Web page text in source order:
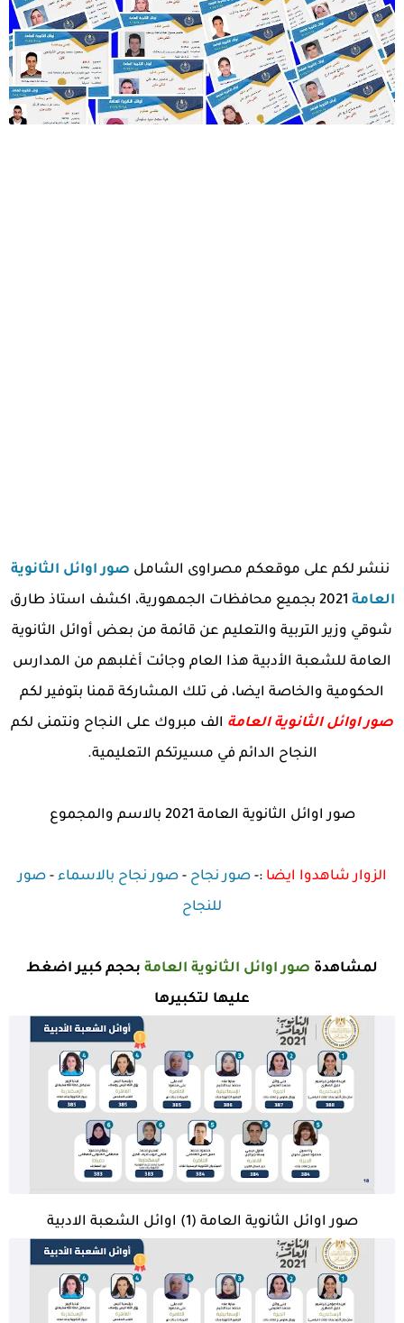
ننشر لكم على موقعكم مصراوى الشامل صور اوائل الثانوية
العامة
2021 بجميع محافظات الجمهورية، اكشف استاذ طارق
شوقي وزير التربية والتعليم عن قائمة من بعض أوائل الثانوية
العامة للشعبة الأدبية هذا العام وجائت أغلبهم من المدارس
الحكومية والخاصة ايضا، فى تلك المشاركة قمنا بتوفير لكم
صور اوائل الثانوية العامة الف مبروك على النجاح ونتمنى لكم
النجاح الدائم في مسيرتكم التعليمية.
صور اوائل الثانوية العامة 2021 بالاسم والمجموع
الزوار شاهدوا ايضا :-صور نجاح -صور نجاح بالاسماء -صور
للنجاح
لمشاهدة صور اوائل الثانوية العامة بحجم كبير اضغط
عليها لتكبيرها
صور اوائل الثانوية العامة (1) اوائل الشعبة الادبية